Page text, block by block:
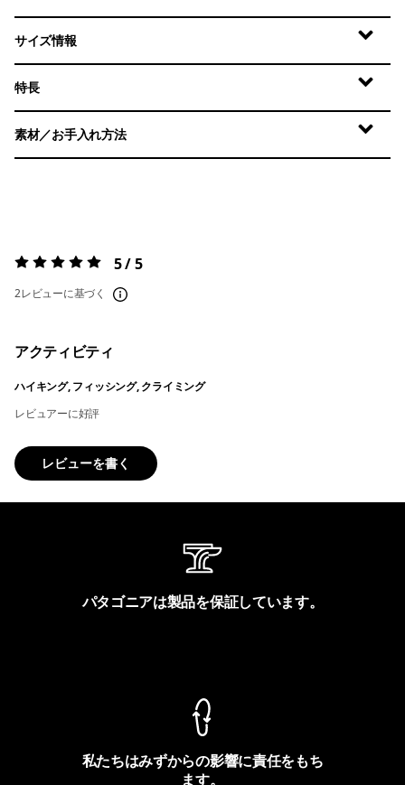
サイズ情報
特長
素材／お手入れ方法
評価:5 / 5 5 / 5
2レビューに基づく
アクティビティ
ハイキング, フィッシング, クライミング
レビュアーに好評
レビューを書く
パタゴニアは製品を保証しています。
私たちはみずからの影響に責任をもち
ます。